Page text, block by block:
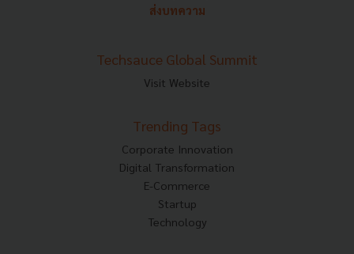
ส่งบทความ
Techsauce Global Summit
Visit Website
Trending Tags
Corporate Innovation
Digital Transformation
E-Commerce
Startup
Technology